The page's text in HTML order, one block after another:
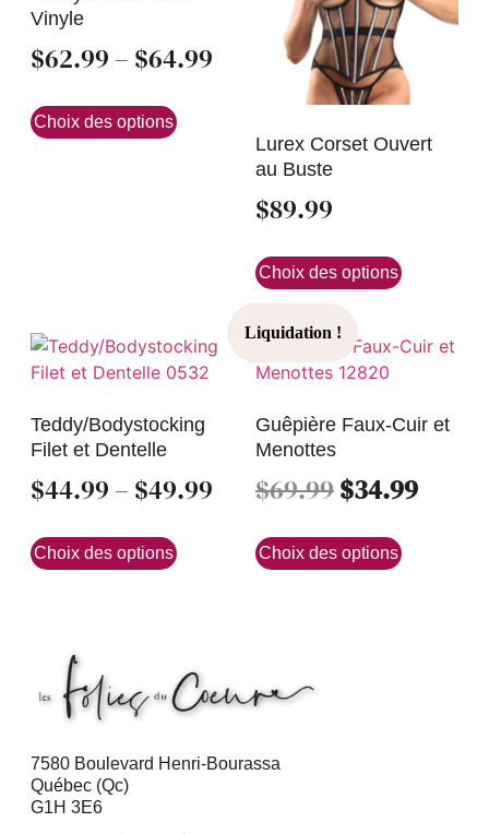
Vinyle
$62.99 – $64.99
Choix des options
Lurex Corset Ouvert
au Buste
$89.99
Choix des options
Teddy/Bodystocking
Filet et Dentelle
$44.99 – $49.99
Choix des options
Guêpière Faux-Cuir et
Menottes
$69.99$34.99
Choix des options
7580 Boulevard Henri-Bourassa
Québec (Qc)
G1H 3E6